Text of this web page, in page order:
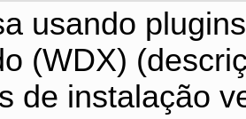
usando
(WDX)
de instalação